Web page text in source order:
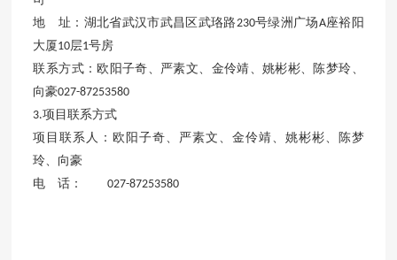
地 址：湖北省武汉市武昌区武珞路230号绿洲广场A座裕阳
大厦10层1号房
联系方式：欧阳子奇、严素文、金伶靖、姚彬彬、陈梦玲、
向豪027-87253580
3.项目联系方式
项目联系人：欧阳子奇、严素文、金伶靖、姚彬彬、陈梦
玲、向豪
电 话：027-87253580